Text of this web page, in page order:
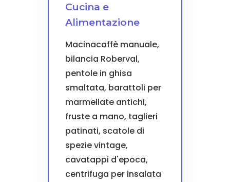
Cucina e
Alimentazione
Macinacaffè manuale,
bilancia Roberval,
pentole in ghisa
smaltata, barattoli per
marmellate antichi,
fruste a mano, taglieri
patinati, scatole di
spezie vintage,
cavatappi d'epoca,
centrifuga per insalata